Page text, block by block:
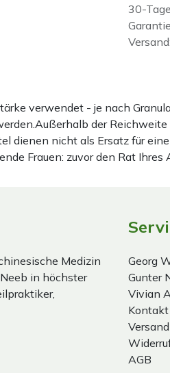
30-
Garantie
verwendet - je nach
der
dienen nicht als Ersatz für
Frauen: zuvor den Rat
Medizin
in höchster
Georg
Gunter
Vivian
Kontakt
AGB